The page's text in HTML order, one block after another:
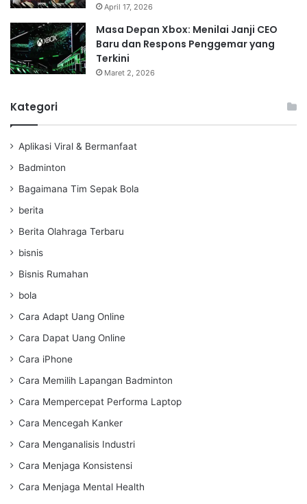
April 17, 2026
Masa Depan Xbox: Menilai Janji CEO
Baru dan Respons Penggemar yang
Terkini
Maret 2, 2026
Kategori
Aplikasi Viral & Bermanfaat
Badminton
Bagaimana Tim Sepak Bola
berita
Berita Olahraga Terbaru
bisnis
Bisnis Rumahan
bola
Cara Adapt Uang Online
Cara Dapat Uang Online
Cara iPhone
Cara Memilih Lapangan Badminton
Cara Mempercepat Performa Laptop
Cara Mencegah Kanker
Cara Menganalisis Industri
Cara Menjaga Konsistensi
Cara Menjaga Mental Health